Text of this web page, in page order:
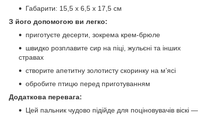
Габарити: 15,5 x 6,5 x 17,5 см
З його допомогою ви легко:
приготуєте десерти, зокрема крем-брюле
швидко розплавите сир на піці, жульєні та інших
стравах
створите апетитну золотисту скоринку на м’ясі
обробите птицю перед приготуванням
Додаткова перевага:
Цей пальник чудово підійде для поціновувачів віскі —